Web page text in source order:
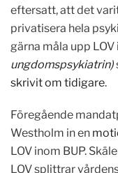
eftersatt, att det
privatisera hela
gärna måla upp LOV
ungdomspsykiatrin)
skrivit om tidigare.
Föregående
Westholm in en
LOV inom BUP.
LOV splittrar